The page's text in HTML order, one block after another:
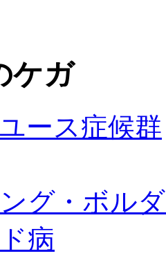
ケガ
ース症候群
グ・ボル
病